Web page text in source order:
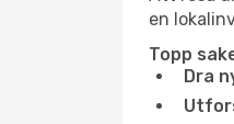
en
Topp
Dra